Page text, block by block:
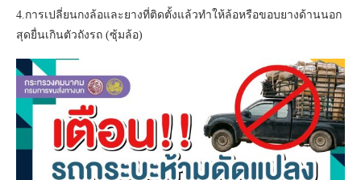
4.การเปลี่ยนกงล้อและยางที่ติดตั้งแล้วทำให้ล้อหรือขอบยางด้านนอก
สุดยื่นเกินตัวถังรถ (ซุ้มล้อ)